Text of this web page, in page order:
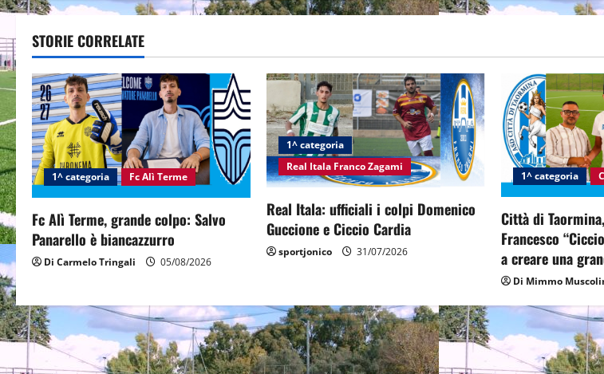
t
n
a
v
i
g
a
t
o
n
STORIE CORRELATE
1^ categoria Fc Alì Terme
Fc Alì Terme, grande colpo: Salvo
Panarello è biancazzurro
Di Carmelo Tringali 05/08/2026
1^ categoria
Real Itala Franco Zagami
Real Itala: ufficiali i colpi Domenico
Guccione e Ciccio Cardia
sportjonico 31/07/2026
1^ categoria
Città di
Francesco
a creare una
Di Mimmo